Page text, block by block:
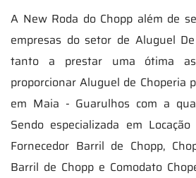
A New Roda do Chopp além de
empresas do setor de Aluguel
tanto a prestar uma ótima
proporcionar Aluguel de Choperia
em Maia - Guarulhos com a
Sendo especializada em
Fornecedor Barril de Chopp,
Barril de Chopp e Comodato